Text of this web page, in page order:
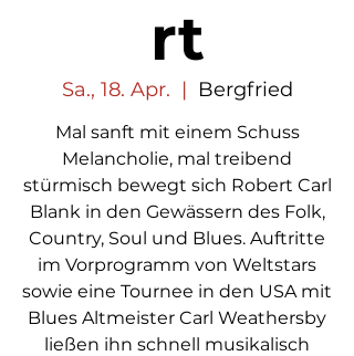
rt
Sa., 18. Apr.
  |
Bergfried
Mal sanft mit einem Schuss
Melancholie, mal treibend
stürmisch bewegt sich Robert Carl
Blank in den Gewässern des Folk,
Country, Soul und Blues. Auftritte
im Vorprogramm von Weltstars
sowie eine Tournee in den USA mit
Blues Altmeister Carl Weathersby
ließen ihn schnell musikalisch